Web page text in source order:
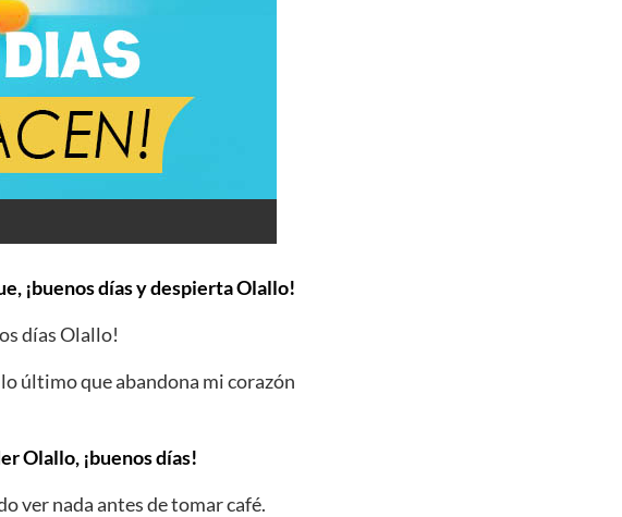
¡buenos días y despierta Olallo!
días Olallo!
último que abandona mi corazón
Olallo, ¡buenos días!
ver nada antes de tomar café.